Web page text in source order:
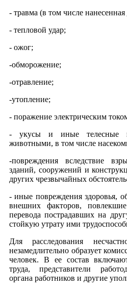
- травма (в том числе
- тепловой удар;
- ожог;
-обморожение;
-отравление;
-утопление;
- поражение электрическим
- укусы и иные телесные
животными, в том числе
-повреждения вследствие
зданий, сооружений и
других чрезвычайных
- иные повреждения здоровья,
внешних факторов,
перевода пострадавших на
стойкую утрату ими
Для расследования
незамедлительно образует
человек. В ее состав
труда, представители
органа работников и другие